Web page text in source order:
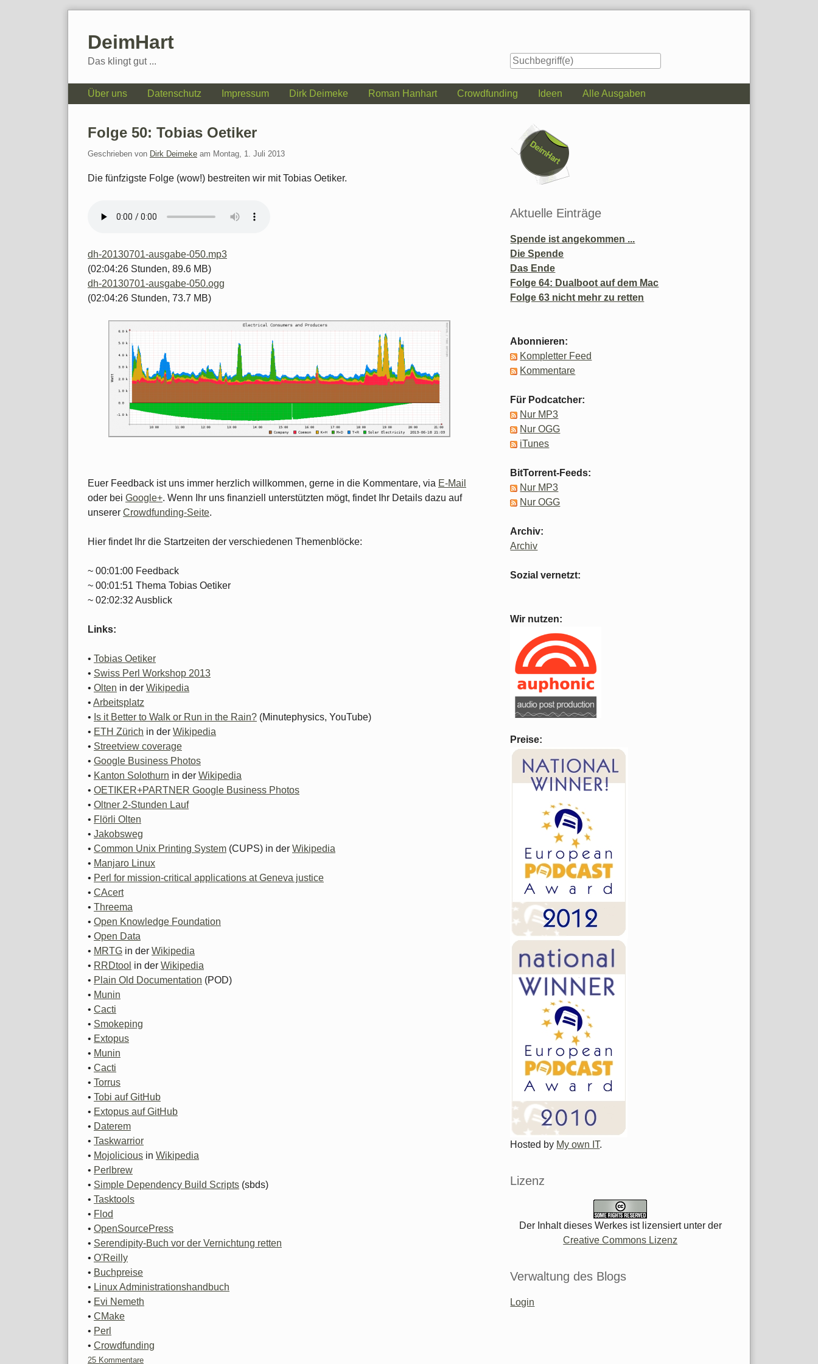
DeimHart
Das klingt gut ...
Navigation
Über uns Datenschutz Impressum Dirk Deimeke Roman Hanhart Crowdfunding Ideen Alle Ausgaben
Folge 50: Tobias Oetiker
Geschrieben von Dirk Deimeke am Montag, 1. Juli 2013
Die fünfzigste Folge (wow!) bestreiten wir mit Tobias Oetiker.
dh-20130701-ausgabe-050.mp3
(02:04:26 Stunden, 89.6 MB)
dh-20130701-ausgabe-050.ogg
(02:04:26 Stunden, 73.7 MB)
Euer Feedback ist uns immer herzlich willkommen, gerne in die Kommentare, via E-Mail
oder bei Google+. Wenn Ihr uns finanziell unterstützten mögt, findet Ihr Details dazu auf
unserer Crowdfunding-Seite.
Hier findet Ihr die Startzeiten der verschiedenen Themenblöcke:
~ 00:01:00 Feedback
~ 00:01:51 Thema Tobias Oetiker
~ 02:02:32 Ausblick
Links:
• Tobias Oetiker
• Swiss Perl Workshop 2013
• Olten in der Wikipedia
• Arbeitsplatz
• Is it Better to Walk or Run in the Rain? (Minutephysics, YouTube)
• ETH Zürich in der Wikipedia
• Streetview coverage
• Google Business Photos
• Kanton Solothurn in der Wikipedia
• OETIKER+PARTNER Google Business Photos
• Oltner 2-Stunden Lauf
• Flörli Olten
• Jakobsweg
• Common Unix Printing System (CUPS) in der Wikipedia
• Manjaro Linux
• Perl for mission-critical applications at Geneva justice
• CAcert
• Threema
• Open Knowledge Foundation
• Open Data
• MRTG in der Wikipedia
• RRDtool in der Wikipedia
• Plain Old Documentation (POD)
• Munin
• Cacti
• Smokeping
• Extopus
• Munin
• Cacti
• Torrus
• Tobi auf GitHub
• Extopus auf GitHub
• Daterem
• Taskwarrior
• Mojolicious in Wikipedia
• Perlbrew
• Simple Dependency Build Scripts (sbds)
• Tasktools
• Flod
• OpenSourcePress
• Serendipity-Buch vor der Vernichtung retten
• O'Reilly
• Buchpreise
• Linux Administrationshandbuch
• Evi Nemeth
• CMake
• Perl
• Crowdfunding
25 Kommentare
Seitenleiste
Aktuelle Einträge
Spende ist angekommen ...
Die Spende
Das Ende
Folge 64: Dualboot auf dem Mac
Folge 63 nicht mehr zu retten
Abonnieren:
Kompletter Feed
Kommentare
Für Podcatcher:
Nur MP3
Nur OGG
iTunes
BitTorrent-Feeds:
Nur MP3
Nur OGG
Archiv:
Archiv
Sozial vernetzt:
Wir nutzen:
Preise:
Hosted by My own IT.
Lizenz
Der Inhalt dieses Werkes ist lizensiert unter der
Creative Commons Lizenz
Verwaltung des Blogs
Login